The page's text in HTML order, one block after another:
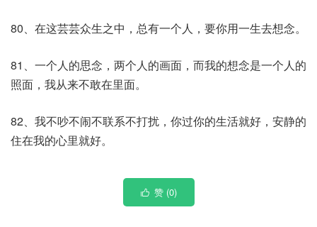
80、在这芸芸众生之中，总有一个人，要你用一生去想念。
81、一个人的思念，两个人的画面，而我的想念是一个人的
照面，我从来不敢在里面。
82、我不吵不闹不联系不打扰，你过你的生活就好，安静的
住在我的心里就好。
 赞 (0)